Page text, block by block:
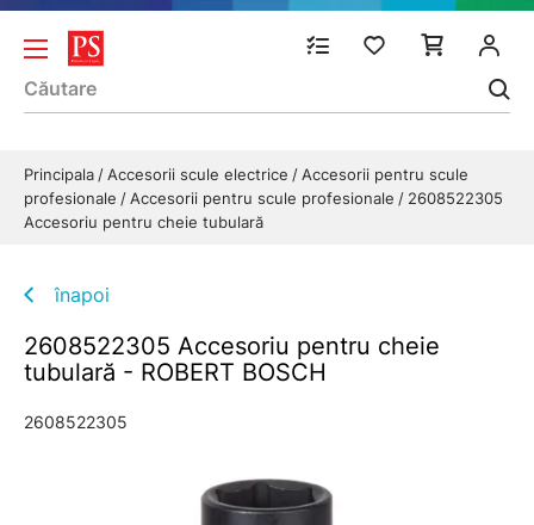
Principala Accesorii scule electrice
Accesorii pentru scule
profesionale
Accesorii pentru scule profesionale
2608522305
Accesoriu pentru cheie tubulară
înapoi
2608522305 Accesoriu pentru cheie
tubulară - ROBERT BOSCH
2608522305